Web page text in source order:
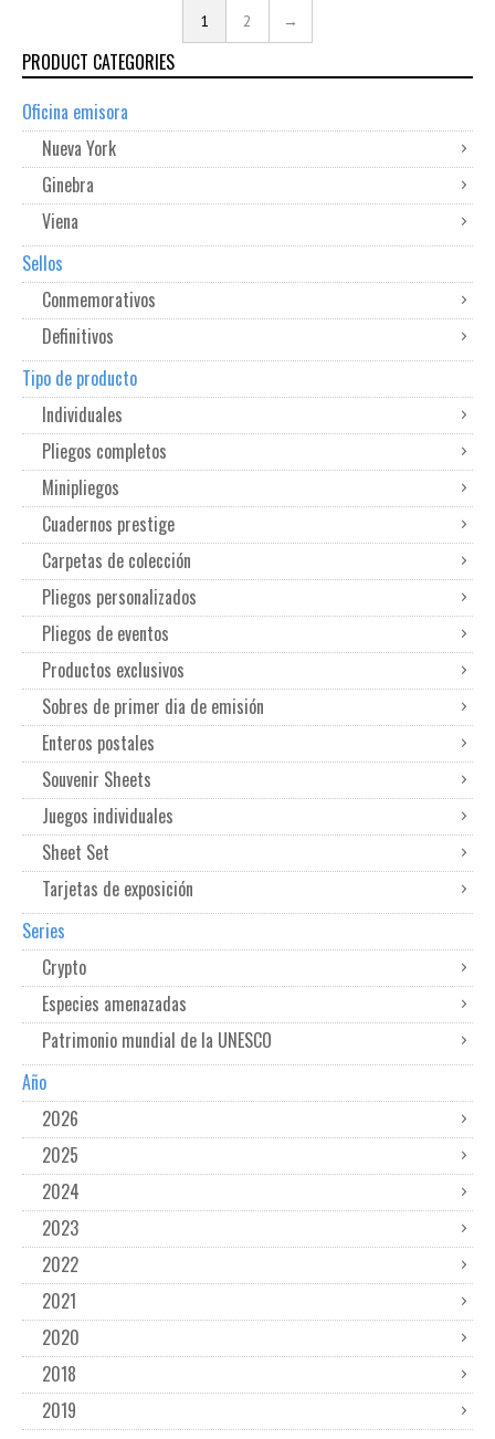
1 2 →
PRODUCT CATEGORIES
Oficina emisora
Nueva York
Ginebra
Viena
Sellos
Conmemorativos
Definitivos
Tipo de producto
Individuales
Pliegos completos
Minipliegos
Cuadernos prestige
Carpetas de colección
Pliegos personalizados
Pliegos de eventos
Productos exclusivos
Sobres de primer dia de emisión
Enteros postales
Souvenir Sheets
Juegos individuales
Sheet Set
Tarjetas de exposición
Series
Crypto
Especies amenazadas
Patrimonio mundial de la UNESCO
Año
2026
2025
2024
2023
2022
2021
2020
2018
2019